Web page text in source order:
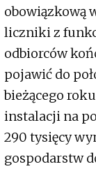
obowiązkową
liczniki z
odbiorców
pojawić do
bieżącego
instalacji na
290 tysięcy
gospodarstw